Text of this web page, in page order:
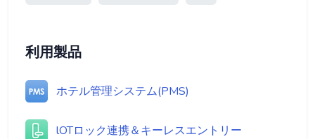
利用製品
ホテル管理システム(PMS)
lOTロック連携＆キーレスエントリー